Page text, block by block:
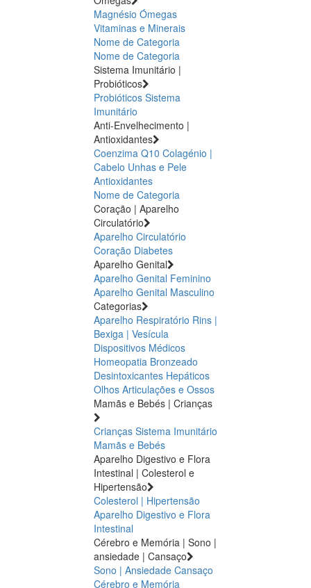
Magnésio Ómegas
Vitaminas e Minerais
Nome de Categoria
Nome de Categoria
Sistema Imunitário |
Probióticos
Probióticos Sistema
Imunitário
Anti-Envelhecimento |
Antioxidantes
Coenzima Q10 Colagénio |
Cabelo Unhas e Pele
Antioxidantes
Nome de Categoria
Coração | Aparelho
Circulatório
Aparelho Circulatório
Coração Diabetes
Aparelho Genital
Aparelho Genital Feminino
Aparelho Genital Masculino
Categorias
Aparelho Respiratório Rins |
Bexiga | Vesícula
Dispositivos Médicos
Homeopatia Bronzeado
Desintoxicantes Hepáticos
Olhos Articulações e Ossos
Mamãs e Bebés | Crianças
Crianças Sistema Imunitário
Mamãs e Bebés
Aparelho Digestivo e Flora
Intestinal | Colesterol e
Hipertensão
Colesterol | Hipertensão
Aparelho Digestivo e Flora
Intestinal
Cérebro e Memória | Sono |
ansiedade | Cansaço
Sono | Ansiedade Cansaço
Cérebro e Memória